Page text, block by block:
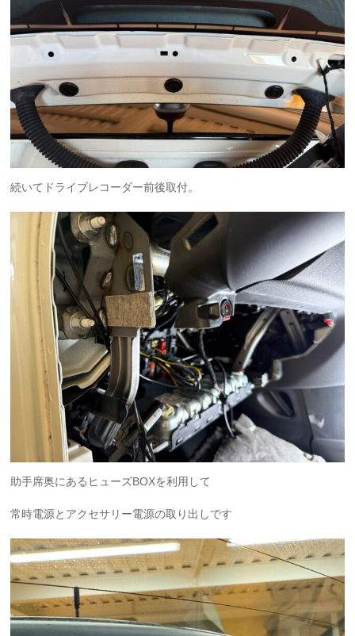
続いてドライブレコーダー前後取付。
助手席奥にあるヒューズBOXを利用して
常時電源とアクセサリー電源の取り出しです